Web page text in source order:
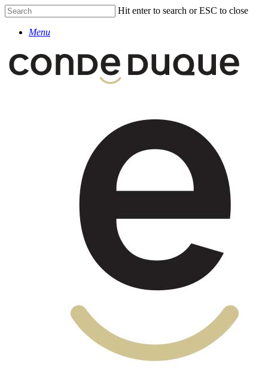
Skip
to
main
Hit enter to search or ESC to close
SearchMenu